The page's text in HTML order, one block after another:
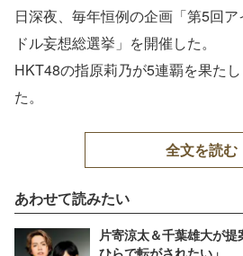
日深夜、毎年恒例の企画「第5回ア
ドル妄想総選挙」を開催した。
HKT48の指原莉乃が5連覇を果たし
た。
全文を読む
あわせて読みたい
片寄涼太＆千葉雄大が
ひらで転がされたい」